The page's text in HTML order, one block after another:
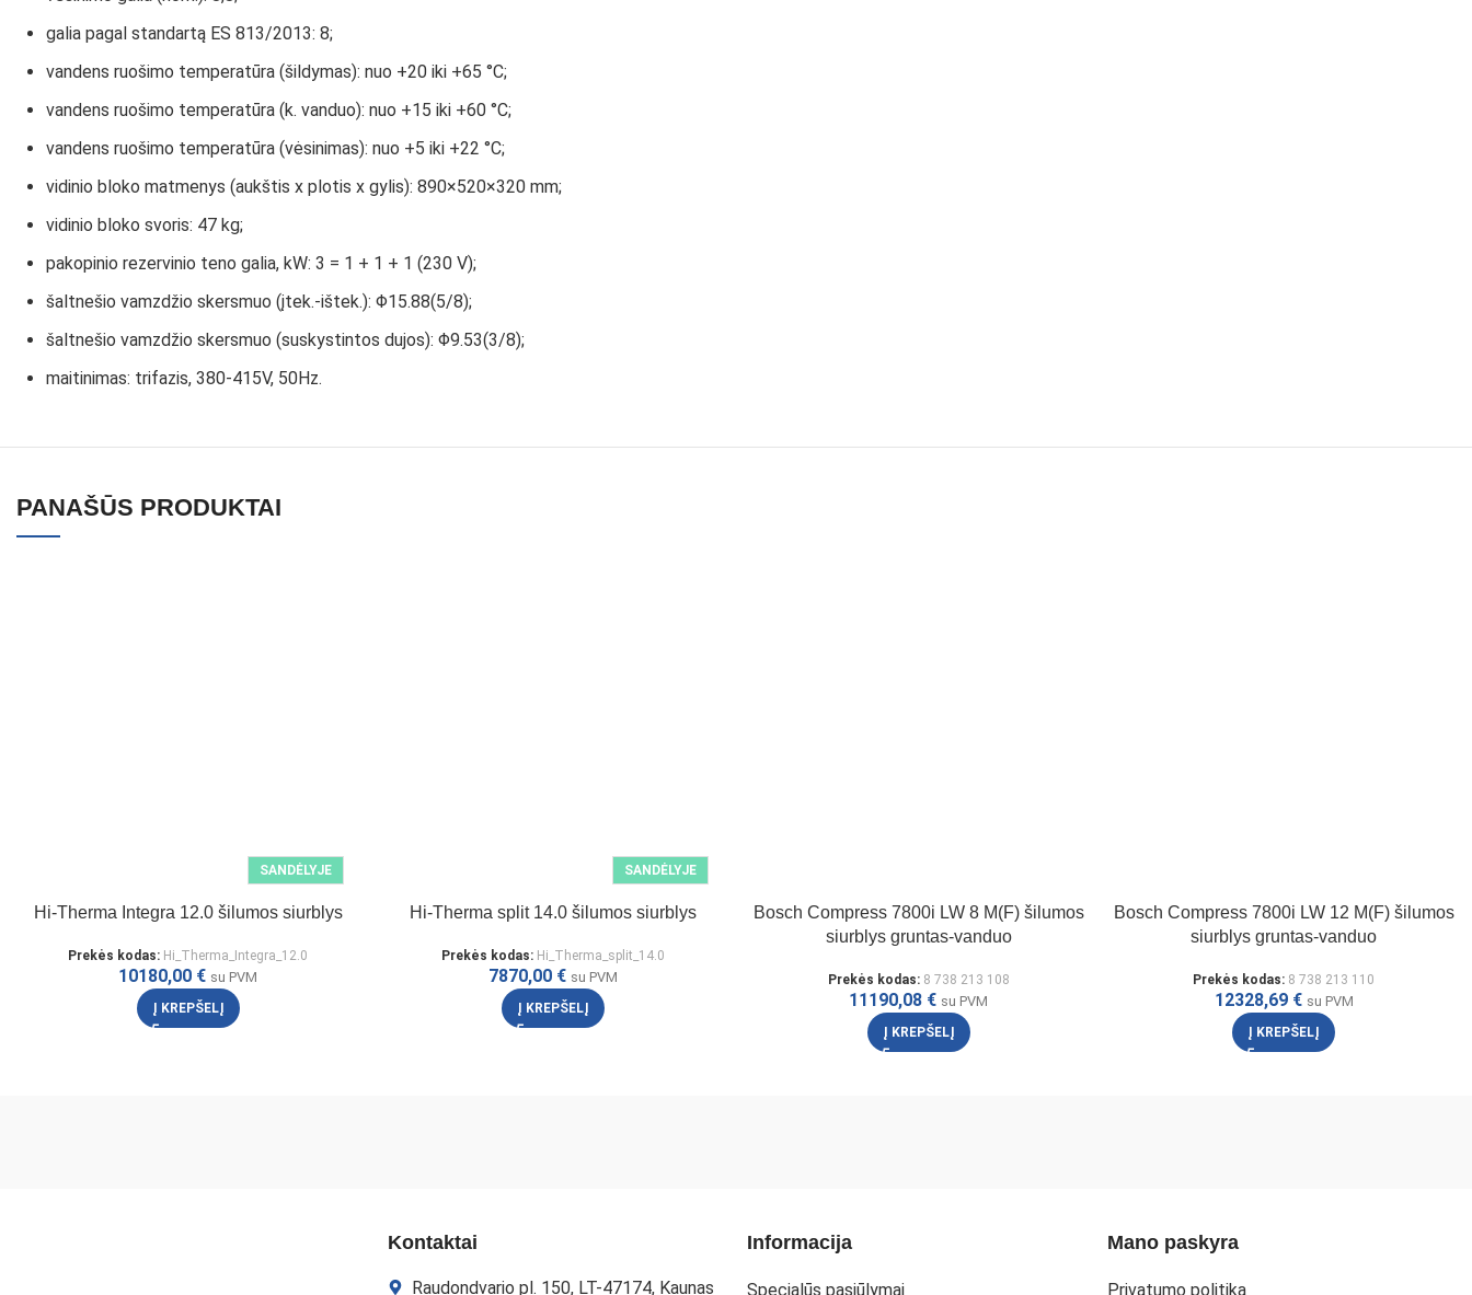
galia pagal standartą ES 813/2013: 8;
vandens ruošimo temperatūra (šildymas): nuo +20 iki +65 °C;
vandens ruošimo temperatūra (k. vanduo): nuo +15 iki +60 °C;
vandens ruošimo temperatūra (vėsinimas): nuo +5 iki +22 °C;
vidinio bloko matmenys (aukštis x plotis x gylis): 890×520×320 mm;
vidinio bloko svoris: 47 kg;
pakopinio rezervinio teno galia, kW: 3 = 1 + 1 + 1 (230 V);
šaltnešio vamzdžio skersmuo (įtek.-ištek.): Φ15.88(5/8);
šaltnešio vamzdžio skersmuo (suskystintos dujos): Φ9.53(3/8);
maitinimas: trifazis, 380-415V, 50Hz.
PANAŠŪS PRODUKTAI
SANDĖLYJE
Hi-Therma Integra 12.0 šilumos siurblys
Prekės kodas: Hi_Therma_Integra_12.0
10180,00 € su PVM
Į KREPŠELĮ
SANDĖLYJE
Hi-Therma split 14.0 šilumos siurblys
Prekės kodas: Hi_Therma_split_14.0
7870,00 € su PVM
Į KREPŠELĮ
Bosch Compress 7800i LW 8 M(F) šilumos
siurblys gruntas-vanduo
Prekės kodas: 8 738 213 108
11190,08 € su PVM
Į KREPŠELĮ
Bosch Compress 7800i LW 12 M(F) šilumos
siurblys gruntas-vanduo
Prekės kodas: 8 738 213 110
12328,69 € su PVM
Į KREPŠELĮ
Kontaktai
Raudondvario pl. 150, LT-47174, Kaunas
Informacija
Specialūs pasiūlymai
Mano paskyra
Privatumo politika